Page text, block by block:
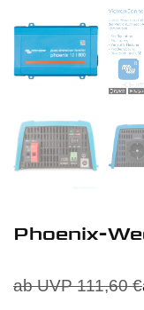
Phoenix-
ab UVP111,60€